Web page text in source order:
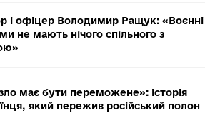
і офіцер Володимир Ращук: «Воєнні
не мають нічого спільного з
має бути переможене»: історія
який пережив російський полон